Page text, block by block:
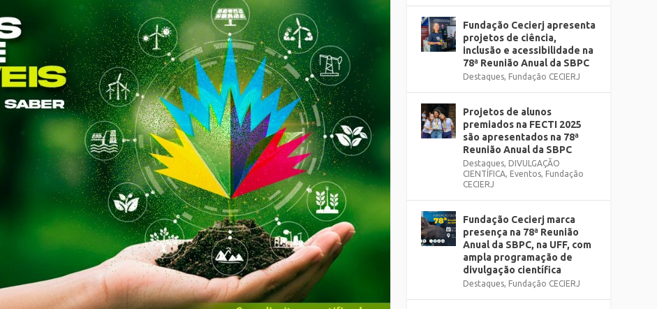
Fundação Cecierj apresenta
projetos de ciência,
inclusão e acessibilidade na
78ª Reunião Anual da SBPC
Destaques, Fundação CECIERJ
Projetos de alunos
premiados na FECTI 2025
são apresentados na 78ª
Reunião Anual da SBPC
Destaques, DIVULGAÇÃO
CIENTÍFICA, Eventos, Fundação
CECIERJ
Fundação Cecierj marca
presença na 78ª Reunião
Anual da SBPC, na UFF, com
ampla programação de
divulgação científica
Destaques, Fundação CECIERJ